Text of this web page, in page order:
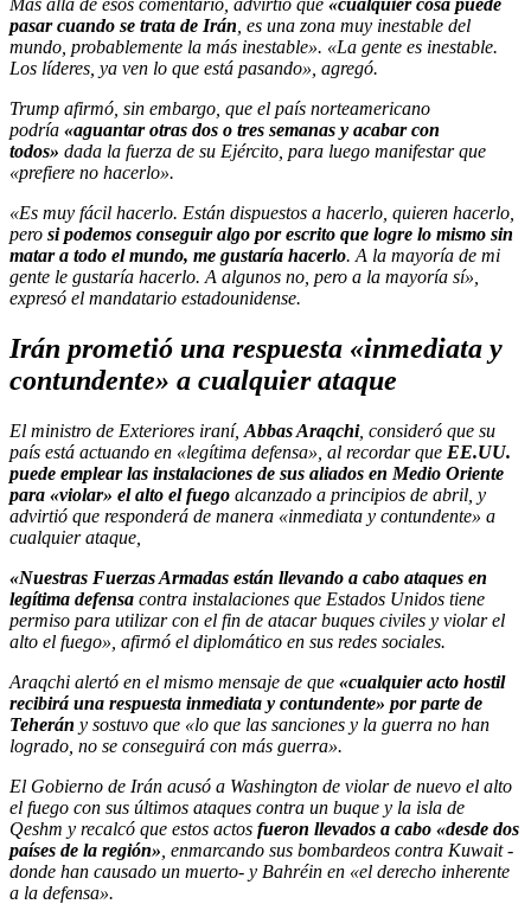
pasar cuando se trata de Irán , es una zona muy inestable del
mundo, probablemente la más inestable». «La gente es inestable.
Los líderes, ya ven lo que está pasando», agregó.
Trump afirmó, sin embargo, que el país norteamericano
podría «aguantar otras dos o tres semanas y acabar con
todos» dada la fuerza de su Ejército, para luego manifestar que
«prefiere no hacerlo».
«Es muy fácil hacerlo. Están dispuestos a hacerlo, quieren hacerlo,
pero si podemos conseguir algo por escrito que logre lo mismo sin
matar a todo el mundo, me gustaría hacerlo. A la mayoría de mi
gente le gustaría hacerlo. A algunos no, pero a la mayoría sí»,
expresó el mandatario estadounidense.
Irán prometió una respuesta «inmediata y
contundente» a cualquier ataque
El ministro de Exteriores iraní, Abbas Araqchi, consideró que su
país está actuando en «legítima defensa», al recordar que EE.UU.
puede emplear las instalaciones de sus aliados en Medio Oriente
para «violar» el alto el fuego alcanzado a principios de abril, y
advirtió que responderá de manera «inmediata y contundente» a
cualquier ataque,
«Nuestras Fuerzas Armadas están llevando a cabo ataques en
legítima defensa contra instalaciones que Estados Unidos tiene
permiso para utilizar con el fin de atacar buques civiles y violar el
alto el fuego», afirmó el diplomático en sus redes sociales.
Araqchi alertó en el mismo mensaje de que «cualquier acto hostil
recibirá una respuesta inmediata y contundente» por parte de
Teherán y sostuvo que «lo que las sanciones y la guerra no han
logrado, no se conseguirá con más guerra».
El Gobierno de Irán acusó a Washington de violar de nuevo el alto
el fuego con sus últimos ataques contra un buque y la isla de
Qeshm y recalcó que estos actos fueron llevados a cabo «desde dos
países de la región» , enmarcando sus bombardeos contra Kuwait -
donde han causado un muerto- y Bahréin en «el derecho inherente
a la defensa».